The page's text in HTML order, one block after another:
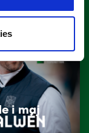
i maj